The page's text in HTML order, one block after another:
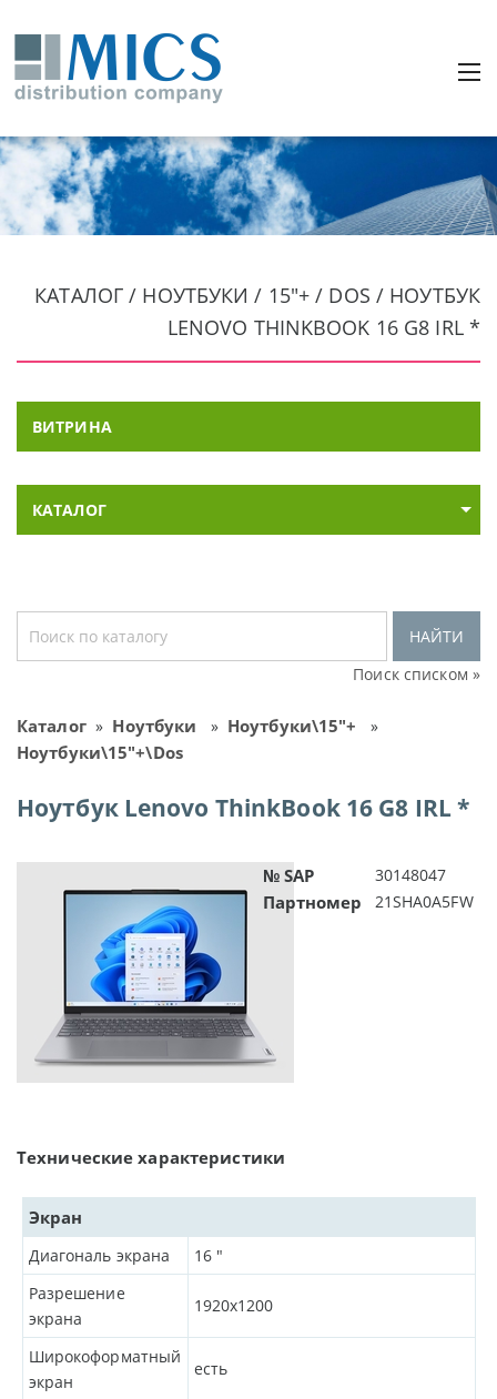
КАТАЛОГ / НОУТБУКИ / 15"+ / DOS / НОУТБУК
LENOVO THINKBOOK 16 G8 IRL *
ВИТРИНА
КАТАЛОГ
НАЙТИ
Поиск списком »
Каталог» Ноутбуки » Ноутбуки\15"+ »
Ноутбуки\15"+\Dos
Ноутбук Lenovo ThinkBook 16 G8 IRL *
№ SAP 30148047
Партномер 21SHA0A5FW
Технические характеристики
Экран
Диагональ экрана 16 "
Разрешение
экрана
1920x1200
Широкоформатный
экран
есть